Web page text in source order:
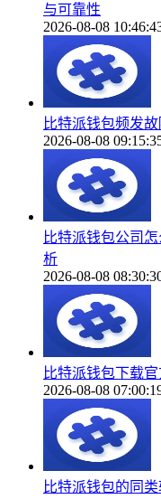
与可靠性
2026-08-08
比特派钱包频发
2026-08-08
比特派钱包公司
析
2026-08-08
比特派钱包下载
2026-08-08
比特派钱包的同